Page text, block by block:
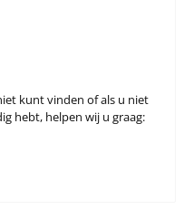
kunt vinden of als u niet
hebt, helpen wij u graag: